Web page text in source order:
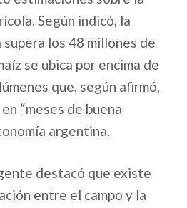
Según indicó, la
supera los 48 millones de
se ubica por encima de
que, según afirmó,
“meses de buena
argentina.
destacó que existe
entre el campo y la